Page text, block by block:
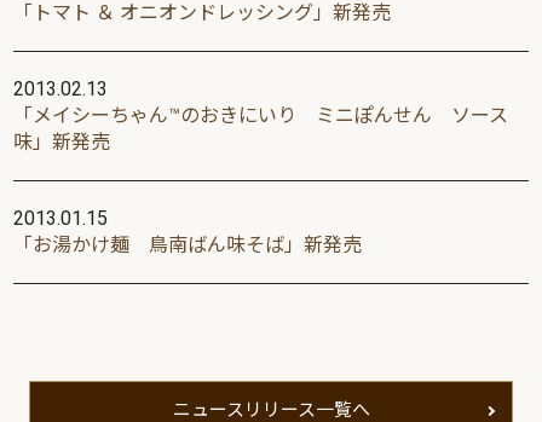
「トマト ＆ オニオンドレッシング」新発売
2013.02.13
「メイシーちゃん™のおきにいり ミニぽんせん ソース
味」新発売
2013.01.15
「お湯かけ麺 鳥南ばん味そば」新発売
ニュースリリース一覧へ